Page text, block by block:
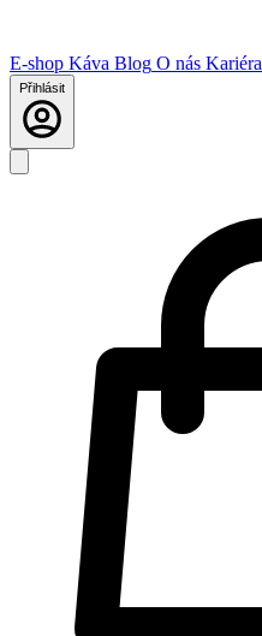
E-shop Káva Blog O nás Kariéra
Přihlásit